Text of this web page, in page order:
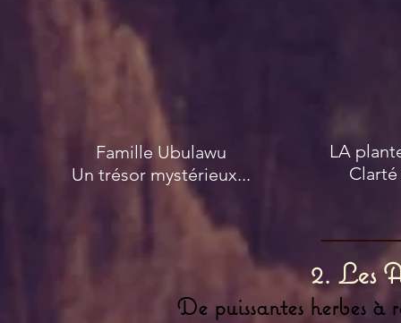
Famille Ubulawu
Un trésor mystérieux...
LA
2. Les
De puissantes herbes à